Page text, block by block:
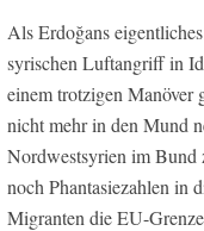
Als Erdoğans
syrischen Luftangriff in
einem trotzigen Manöver
nicht mehr in den Mund
Nordwestsyrien im Bund
noch Phantasiezahlen in
Migranten die EU-